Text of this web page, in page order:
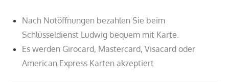
Nach Notöffnungen bezahlen Sie beim
Schlüsseldienst Ludwig bequem mit Karte.
Es werden Girocard, Mastercard, Visacard oder
American Express Karten akzeptiert